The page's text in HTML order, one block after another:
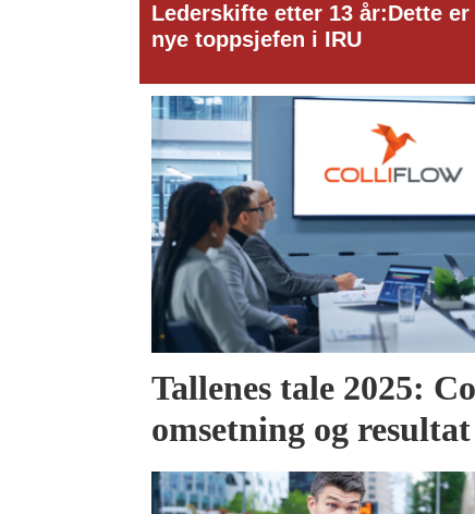
etter 13 år:Dette er den
Ny toppsjef i
Tallenes tale 2025:
omsetning og resultat